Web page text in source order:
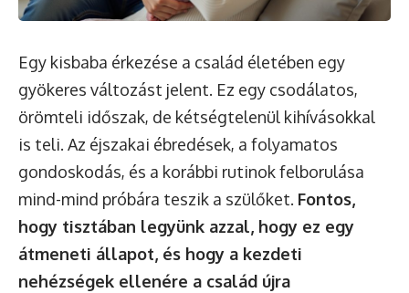
Egy kisbaba érkezése a család életében egy
gyökeres változást jelent. Ez egy csodálatos,
örömteli időszak, de kétségtelenül kihívásokkal
is teli. Az éjszakai ébredések, a folyamatos
gondoskodás, és a korábbi rutinok felborulása
mind-mind próbára teszik a szülőket. Fontos,
hogy tisztában legyünk azzal, hogy ez egy
átmeneti állapot, és hogy a kezdeti
nehézségek ellenére a család újra